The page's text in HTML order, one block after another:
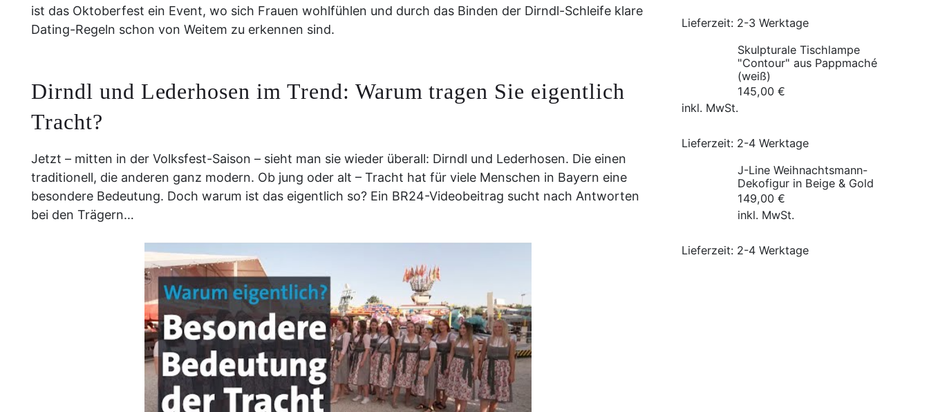
ist das Oktoberfest ein Event, wo sich Frauen wohlfühlen und durch das Binden der Dirndl-Schleife klare
Dating-Regeln schon von Weitem zu erkennen sind.
Dirndl und Lederhosen im Trend: Warum tragen Sie eigentlich
Tracht?
Jetzt – mitten in der Volksfest-Saison – sieht man sie wieder überall: Dirndl und Lederhosen. Die einen
traditionell, die anderen ganz modern. Ob jung oder alt – Tracht hat für viele Menschen in Bayern eine
besondere Bedeutung. Doch warum ist das eigentlich so? Ein BR24-Videobeitrag sucht nach Antworten
bei den Trägern…
Lieferzeit: 2-3 Werktage
Skulpturale Tischlampe
"Contour" aus Pappmaché
(weiß)
145,00€
inkl. MwSt.
Lieferzeit: 2-4 Werktage
J-Line Weihnachtsmann-
Dekofigur in Beige & Gold
149,00€
inkl. MwSt.
Lieferzeit: 2-4 Werktage